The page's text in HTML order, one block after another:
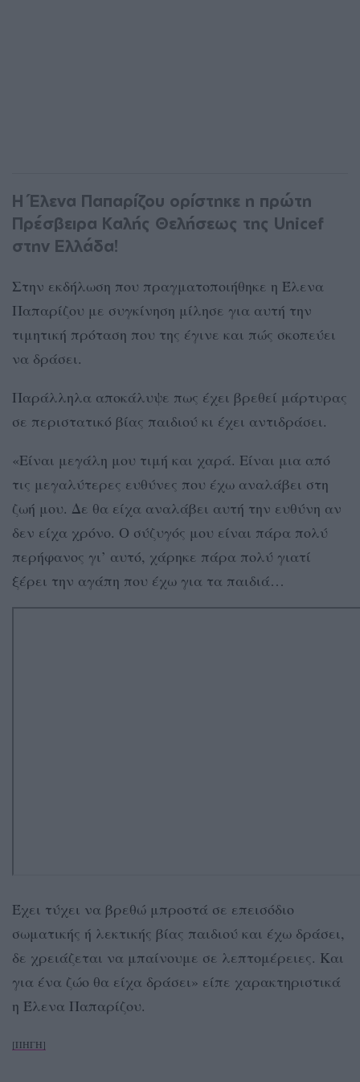
Η Έλενα Παπαρίζου ορίστηκε η πρώτη
Πρέσβειρα Καλής Θελήσεως της Unicef
στην Ελλάδα!
Στην εκδήλωση που πραγματοποιήθηκε η Έλενα
Παπαρίζου με συγκίνηση μίλησε για αυτή την
τιμητική πρόταση που της έγινε και πώς σκοπεύει
να δράσει.
Παράλληλα αποκάλυψε πως έχει βρεθεί μάρτυρας
σε περιστατικό βίας παιδιού κι έχει αντιδράσει.
«Είναι μεγάλη μου τιμή και χαρά. Είναι μια από
τις μεγαλύτερες ευθύνες που έχω αναλάβει στη
ζωή μου. Δε θα είχα αναλάβει αυτή την ευθύνη αν
δεν είχα χρόνο. Ο σύζυγός μου είναι πάρα πολύ
περήφανος γι’ αυτό, χάρηκε πάρα πολύ γιατί
ξέρει την αγάπη που έχω για τα παιδιά…
Έχει τύχει να βρεθώ μπροστά σε επεισόδιο
σωματικής ή λεκτικής βίας παιδιού και έχω δράσει,
δε χρειάζεται να μπαίνουμε σε λεπτομέρειες. Και
για ένα ζώο θα είχα δράσει» είπε χαρακτηριστικά
η Έλενα Παπαρίζου.
[ΠΗΓΗ]